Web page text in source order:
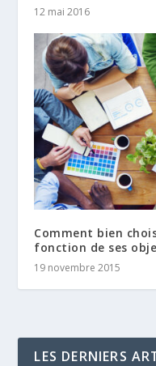
12 mai 2016
Comment bien
fonction de ses
19 novembre 2015
LES DERNIERS